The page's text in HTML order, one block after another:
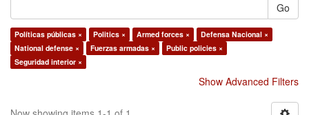
Go
Políticas públicas × Politics × Armed forces ×
Defensa Nacional ×
National defense ×
Fuerzas armadas ×
Public policies ×
Seguridad interior ×
Show Advanced Filters